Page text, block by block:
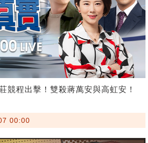
競程出擊！雙殺蔣萬安與高虹安！
00:00